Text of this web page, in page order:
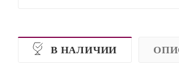
В НАЛИЧИИ